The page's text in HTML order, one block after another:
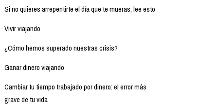
Si no quieres arrepentirte el día que te mueras, lee esto
Vivir viajando
¿Cómo hemos superado nuestras crisis?
Ganar dinero viajando
Cambiar tu tiempo trabajado por dinero: el error más
grave de tu vida